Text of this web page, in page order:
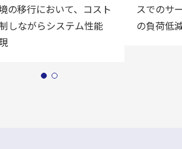
の移行において、コスト
しながらシステム性能
スでのサ
の負荷低